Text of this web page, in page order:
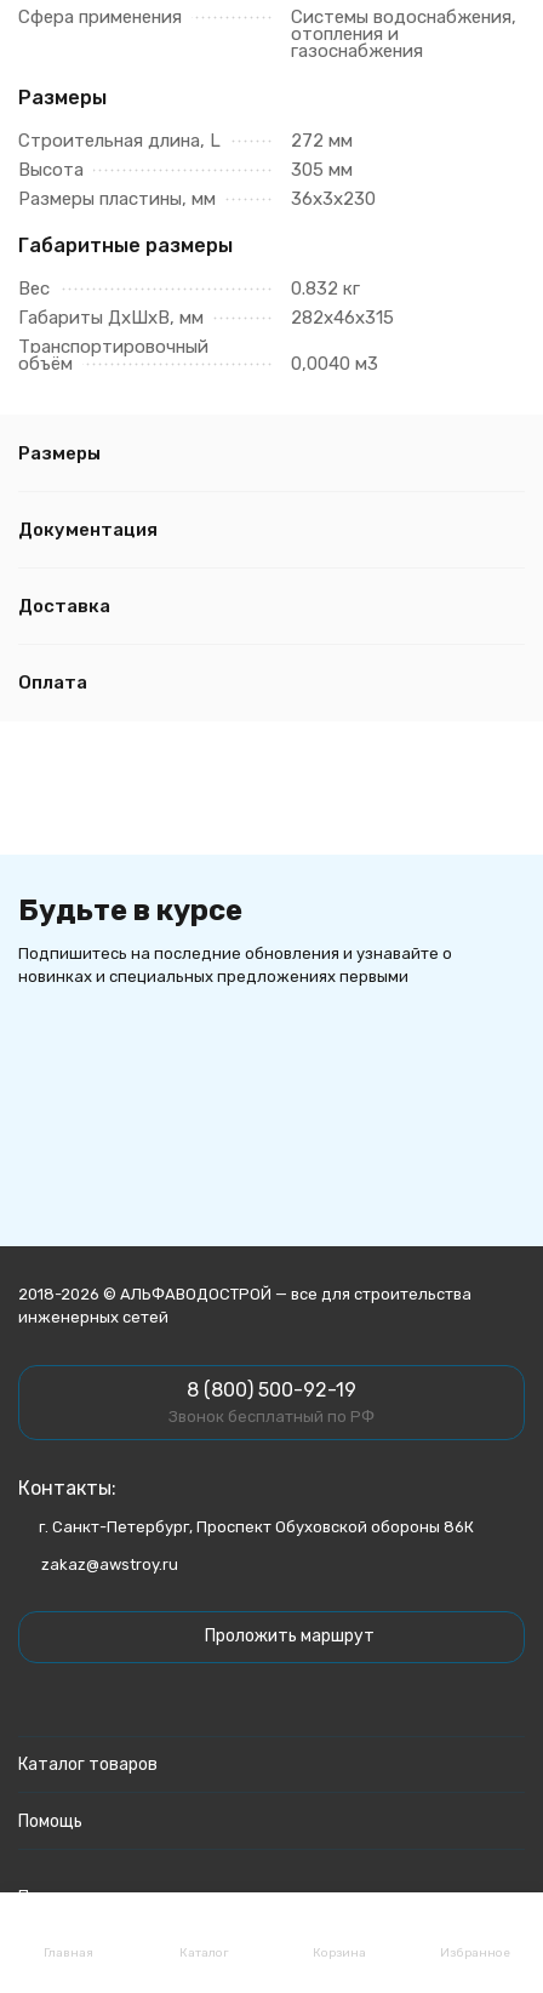
Сфера применения
Системы водоснабжения,
отопления и
газоснабжения
Размеры
Строительная длина, L
272 мм
Высота
305 мм
Размеры пластины, мм
36х3х230
Габаритные размеры
Вес
0.832 кг
Габариты ДхШхВ, мм
282х46х315
Транспортировочный
объём 0,0040 м3
Размеры
Документация
Доставка
Оплата
Будьте в курсе
Подпишитесь на последние обновления и узнавайте о
новинках и специальных предложениях первыми
Главная Каталог Корзина Избранное
2018-2026 © АЛЬФАВОДОСТРОЙ — все для строительства
инженерных сетей
8 (800) 500-92-19
Звонок бесплатный по РФ
Контакты:
г. Санкт-Петербург, Проспект Обуховской обороны 86К
zakaz@awstroy.ru
Проложить маршрут
Каталог товаров
Помощь
Политика персональных данных